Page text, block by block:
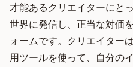
才能あるクリエイターにと
世界に発信し、正当な対価
ォームです。クリエイター
用ツールを使って、自分の